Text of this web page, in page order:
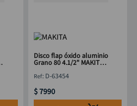
Disco flap óxido aluminio
Grano 80 4.1/2" MAKITA
: D-63454
$7990